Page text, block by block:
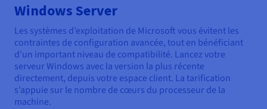
Windows Server
Les systèmes d’exploitation de Microsoft vous évitent les
contraintes de configuration avancée, tout en bénéficiant
d’un important niveau de compatibilité. Lancez votre
serveur Windows avec la version la plus récente
directement, depuis votre espace client. La tarification
s’appuie sur le nombre de cœurs du processeur de la
machine.